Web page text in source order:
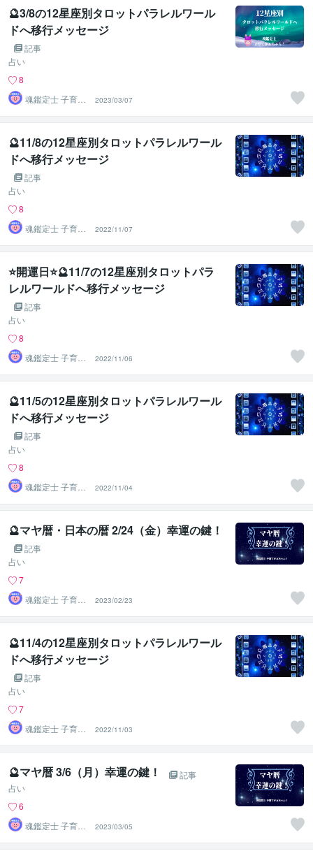
🔮3/8の12星座別タロットパラレルワール
ドへ移行メッセージ
記事
占い
8
魂鑑定士 子育て
かぁちゃん！
2023/03/07
🔮11/8の12星座別タロットパラレルワール
ドへ移行メッセージ
記事
占い
8
魂鑑定士 子育て
かぁちゃん！
2022/11/07
⭐開運日⭐🔮11/7の12星座別タロットパラ
レルワールドへ移行メッセージ
記事
占い
8
魂鑑定士 子育て
かぁちゃん！
2022/11/06
🔮11/5の12星座別タロットパラレルワール
ドへ移行メッセージ
記事
占い
8
魂鑑定士 子育て
かぁちゃん！
2022/11/04
🔮マヤ暦・日本の暦 2/24（金）幸運の鍵！
記事
占い
7
魂鑑定士 子育て
かぁちゃん！
2023/02/23
🔮11/4の12星座別タロットパラレルワール
ドへ移行メッセージ
記事
占い
7
魂鑑定士 子育て
かぁちゃん！
2022/11/03
🔮マヤ暦 3/6（月）幸運の鍵！
記事
占い
6
魂鑑定士 子育て
かぁちゃん！
2023/03/05